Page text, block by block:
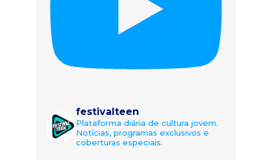
festivalteen
Plataforma diária de cultura jovem.
Notícias, programas exclusivos e
coberturas especiais.